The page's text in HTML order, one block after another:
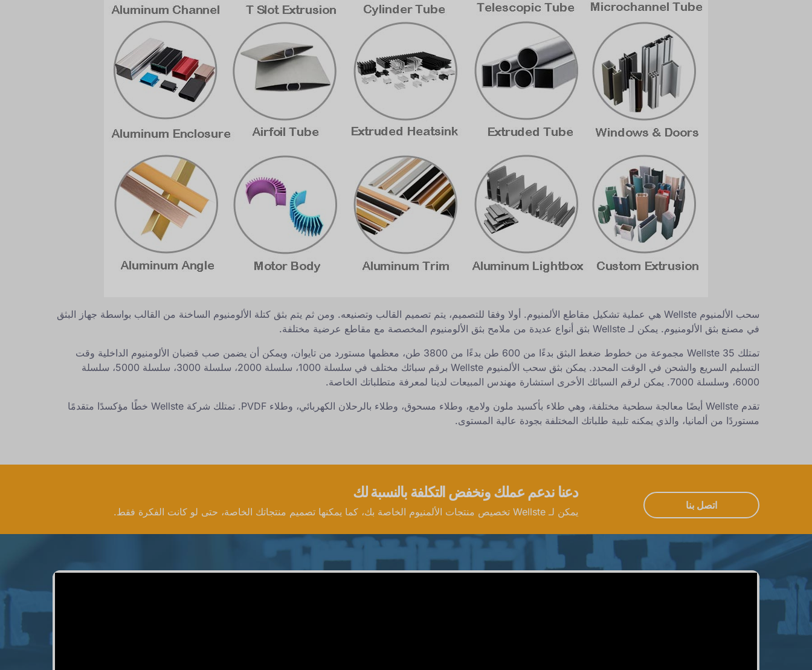
سحب الألمنيوم Wellste هي عملية تشكيل مقاطع الألمنيوم. أولا وفقا للتصميم، يتم تصميم القالب وتصنيعه. ومن ثم يتم بثق كتلة الألومنيوم الساخنة من القالب بواسطة جهاز البثق
في مصنع بثق الألومنيوم. يمكن لـ Wellste بثق أنواع عديدة من
ملامح بثق الألومنيوم المخصصة مع مقاطع عرضية مختلفة.
تمتلك Wellste 35 مجموعة من خطوط ضغط البثق بدءًا من 600 طن بدءًا من 3800 طن، معظمها مستورد من تايوان، ويمكن أن يضمن صب قضبان الألومنيوم الداخلية وقت
التسليم السريع والشحن في الوقت المحدد. يمكن بثق سحب الألمنيوم Wellste برقم سبائك مختلف في سلسلة 1000، سلسلة 2000، سلسلة 3000، سلسلة 5000، سلسلة
6000، وسلسلة 7000. يمكن لرقم السبائك الأخرى استشارة مهندس المبيعات لدينا لمعرفة متطلباتك الخاصة.
تقدم Wellste أيضًا معالجة سطحية مختلفة، وهي طلاء بأكسيد ملون ولامع، وطلاء مسحوق، وطلاء بالرحلان الكهربائي، وطلاء PVDF. تمتلك شركة Wellste خطًا مؤكسدًا متقدمًا
مستوردًا من ألمانيا، والذي يمكنه تلبية طلباتك المختلفة بجودة عالية المستوى.
دعنا ندعم عملك ونخفض التكلفة بالنسبة لك
يمكن لـ Wellste تخصيص منتجات الألمنيوم الخاصة بك، كما يمكنها تصميم منتجاتك الخاصة، حتى لو كانت الفكرة فقط.
اتصل بنا